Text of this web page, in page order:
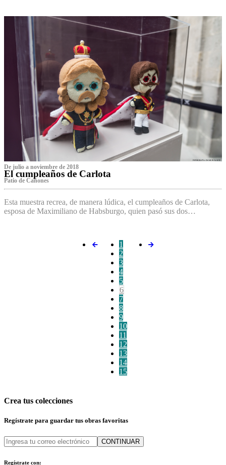
De julio a noviembre de 2018
El cumpleaños de Carlota
Patio de Cañones
Esta muestra recrea, de manera lúdica, el cumpleaños de Carlota,
esposa de Maximiliano de Habsburgo, quien pasó sus dos…
1
2
3
4
5
6
7
8
9
10
11
12
13
14
15
Crea tus colecciones
Regístrate para guardar tus obras favoritas
CONTINUAR
Regístrate con: